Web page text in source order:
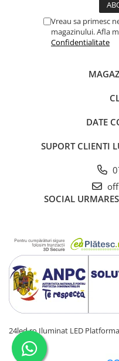
Vreau sa primesc
magazinului. Afla
Confidentialitate
DATE
SUPORT CLIENTI
SOCIAL
24led.ro Iluminat LED